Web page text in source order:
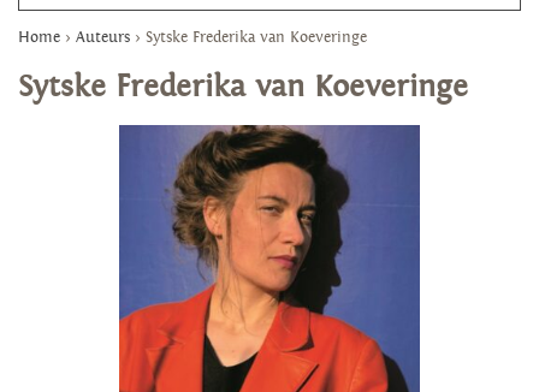
Home > Auteurs > Sytske Frederika van Koeveringe
Sytske Frederika van Koeveringe